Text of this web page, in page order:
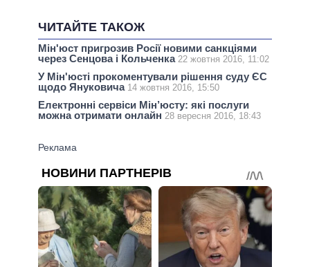
ЧИТАЙТЕ ТАКОЖ
Мін'юст пригрозив Росії новими санкціями
через Сенцова і Кольченка 22 жовтня 2016, 11:02
У Мін'юсті прокоментували рішення суду ЄС
щодо Януковича 14 жовтня 2016, 15:50
Електронні сервіси Мін’юсту: які послуги
можна отримати онлайн 28 вересня 2016, 18:43